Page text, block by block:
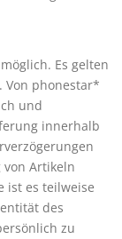
Es gelten
Von phonestar*
und
innerhalb
Artikeln
ist es teilweise
des
zu